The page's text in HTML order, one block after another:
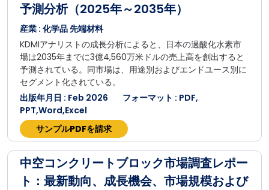
予測分析（2025年～2035年）
産業 : 化学品 先端材料
KDMIアナリストの成長分析によると、日本の過酸化水素市
場は2035年までに3億4,560万米ドルの売上高を創出すると
予測されている。同市場は、用途別およびエンドユース別に
セグメント化されている。
出版年月日 : Feb 2026
フォーマット : PDF,
PPT,Word,Excel
サンプルPDFを請求
中空コンクリートブロック市場調査レポー
ト：最新動向、成長機会、市場規模および